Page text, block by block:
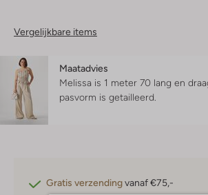
Vergelijkbare items
Maatadvies
Melissa is 1 meter 70 lang en
pasvorm is getailleerd
Gratis verzendingvanaf €75,-